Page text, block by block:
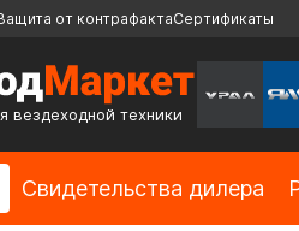
от контрафактаСертификаты
вездеходной техники
Cвидетельства дилера